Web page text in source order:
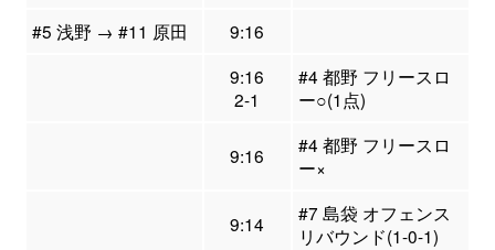
#5 浅野 → #11 原田
9:16
9:16
2-1
#4 都野 フリースロ
ー○(1点)
9:16
#4 都野 フリースロ
ー×
9:14
#7 島袋 オフェンス
リバウンド(1-0-1)